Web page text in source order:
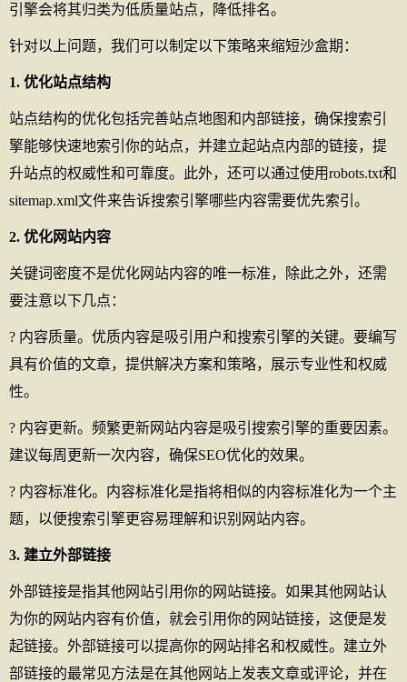
引擎会将其归类为低质量站点，降低排名。
针对以上问题，我们可以制定以下策略来缩短沙盒期：
1. 优化站点结构
站点结构的优化包括完善站点地图和内部链接，确保搜索引
擎能够快速地索引你的站点，并建立起站点内部的链接，提
升站点的权威性和可靠度。此外，还可以通过使用robots.txt和
sitemap.xml文件来告诉搜索引擎哪些内容需要优先索引。
2. 优化网站内容
关键词密度不是优化网站内容的唯一标准，除此之外，还需
要注意以下几点：
? 内容质量。优质内容是吸引用户和搜索引擎的关键。要编写
具有价值的文章，提供解决方案和策略，展示专业性和权威
性。
? 内容更新。频繁更新网站内容是吸引搜索引擎的重要因素。
建议每周更新一次内容，确保SEO优化的效果。
? 内容标准化。内容标准化是指将相似的内容标准化为一个主
题，以便搜索引擎更容易理解和识别网站内容。
3. 建立外部链接
外部链接是指其他网站引用你的网站链接。如果其他网站认
为你的网站内容有价值，就会引用你的网站链接，这便是发
起链接。外部链接可以提高你的网站排名和权威性。建立外
部链接的最常见方法是在其他网站上发表文章或评论，并在